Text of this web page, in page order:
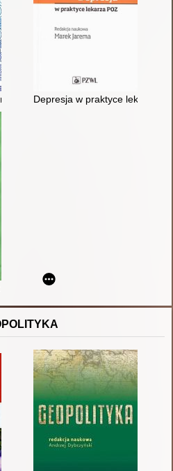
: poradnik dla nastolatków :
Depresja w praktyce lekarza
z nią wygrać